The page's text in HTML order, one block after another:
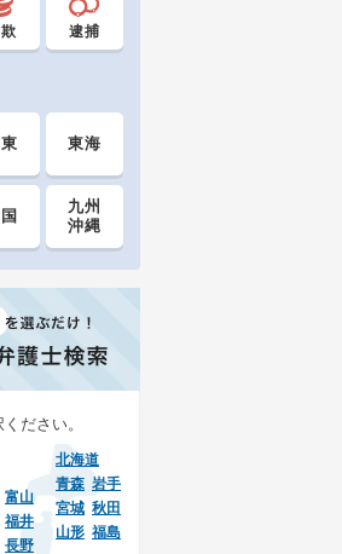
逮捕
東海
九州
沖縄
ださい。
北海道
青森 岩手
宮城 秋田
山形 福島
富山
福井
長野